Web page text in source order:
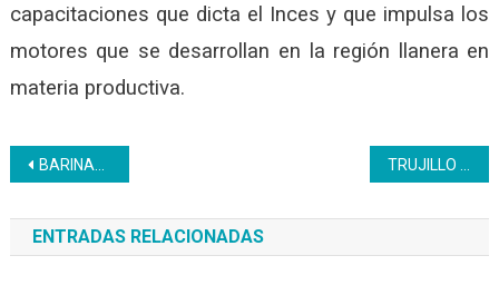
capacitaciones que dicta el Inces y que impulsa los
motores que se desarrollan en la región llanera en
materia productiva.
Navegación
de
entradas
BARINAS | Inces apoya con certificación, acreditación y formación a estudiantes del 5to año de bachillerato
ENTRADAS RELACIONADAS